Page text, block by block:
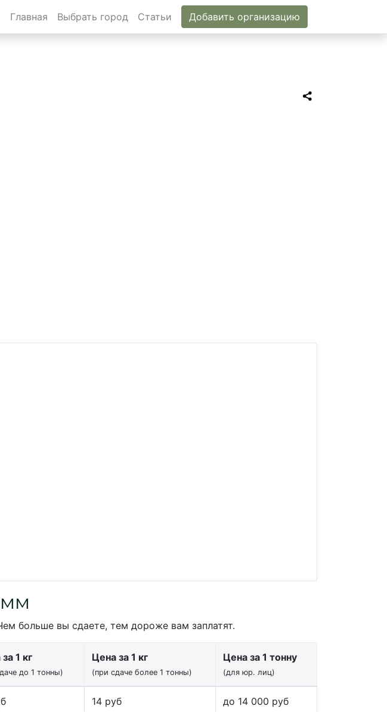
Главная Выбрать город Статьи Добавить организацию
больше вы сдаете, тем дороже вам заплатят.
1 кг
до 1 тонны)
Цена за 1 кг
(при сдаче более 1 тонны)
Цена за 1 тонну
(для юр. лиц)
14 руб до 14 000 руб